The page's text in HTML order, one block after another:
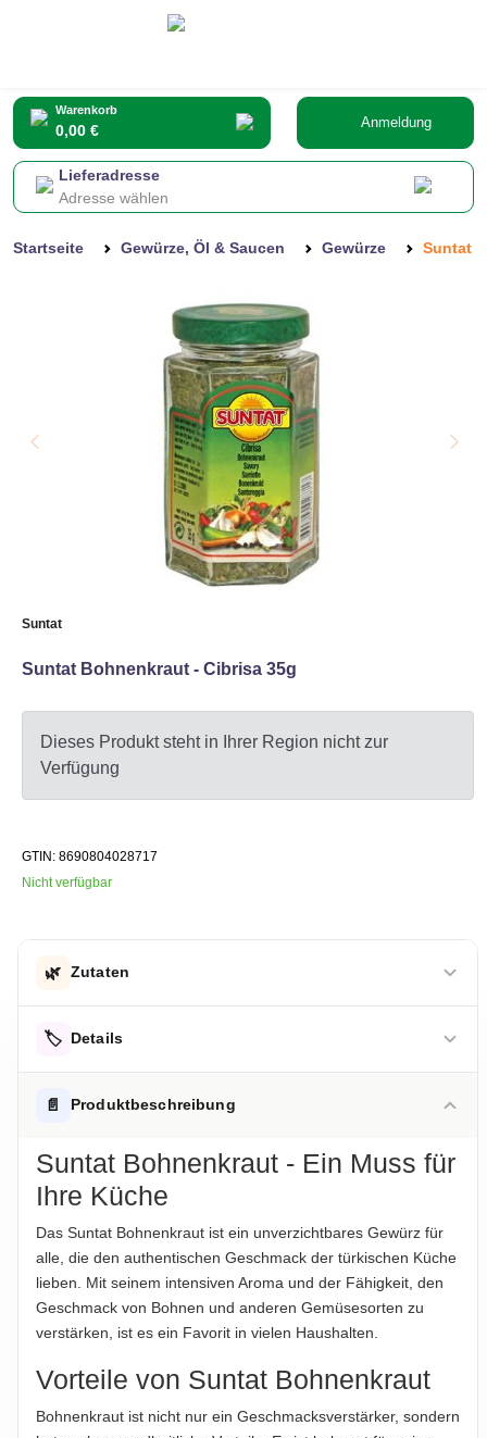
Warenkorb
0,00 € Anmeldung
Lieferadresse
Adresse wählen
Startseite Gewürze, Öl & Saucen Gewürze Suntat
Suntat
Suntat Bohnenkraut - Cibrisa 35g
Dieses Produkt steht in Ihrer Region nicht zur
Verfügung
GTIN: 8690804028717
Nicht verfügbar
🌿 Zutaten
übernommen. Bitte prüfen Sie die Angaben auf der jeweiligen
Produktverpackung; nur diese sind verbindlich.
🏷️ Details
AUFBEWAHRUNGSHINWEIS
HERKUNFTSLAND
Türkei
HINWEIS
Für die vorstehenden Angaben wird keine Haftung
übernommen. Bitte prüfen Sie im Einzelfall die Angaben auf
Das Produktdesign kann von der Abbildung abweichen.
ABTROPFGEWICHT
35g
📄 Produktbeschreibung
Suntat Bohnenkraut - Ein Muss für
Ihre Küche
Das Suntat Bohnenkraut ist ein unverzichtbares Gewürz für
alle, die den authentischen Geschmack der türkischen Küche
lieben. Mit seinem intensiven Aroma und der Fähigkeit, den
Geschmack von Bohnen und anderen Gemüsesorten zu
verstärken, ist es ein Favorit in vielen Haushalten.
Vorteile von Suntat Bohnenkraut
Bohnenkraut ist nicht nur ein Geschmacksverstärker, sondern